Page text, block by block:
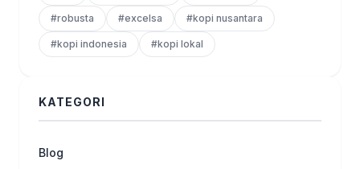
#robusta #excelsa #kopi nusantara
#kopi indonesia #kopi lokal
KATEGORI
Blog